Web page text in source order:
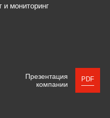
и мониторинг
Презентация
компании
PDF